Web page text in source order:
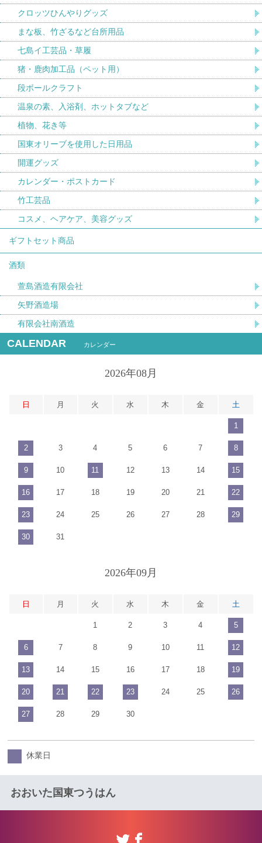
クロッツひんやりグッズ
まな板、竹ざるなど台所用品
七島イ工芸品・草履
猪・鹿肉加工品（ペット用）
段ボールクラフト
温泉の素、入浴剤、ホットタブなど
植物、花き等
国東オリーブを使用した日用品
開運グッズ
カレンダー・ポストカード
竹工芸品
コスメ、ヘアケア、美容グッズ
ギフトセット商品
酒類
萱島酒造有限会社
矢野酒造場
有限会社南酒造
CALENDAR カレンダー
2026年08月
日 月 火 水 木 金 土
1
2 3 4 5 6 7 8
9 10 11 12 13 14 15
16 17 18 19 20 21 22
23 24 25 26 27 28 29
30 31
2026年09月
日 月 火 水 木 金 土
1 2 3 4 5
6 7 8 9 10 11 12
13 14 15 16 17 18 19
20 21 22 23 24 25 26
27 28 29 30
休業日
おおいた国東つうはん